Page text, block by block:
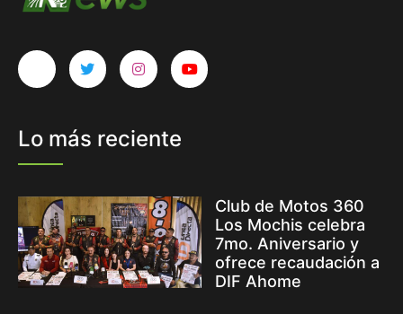
Lo más reciente
Club de Motos 360
Los Mochis celebra
7mo. Aniversario y
ofrece recaudación a
DIF Ahome